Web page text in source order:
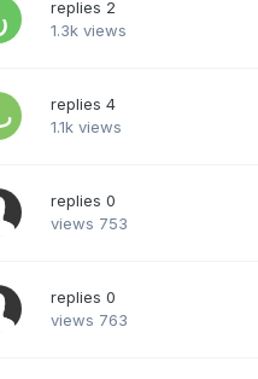
2
replies
1.3k views
4
replies
1.1k views
0
replies
753
views
0
replies
763
views